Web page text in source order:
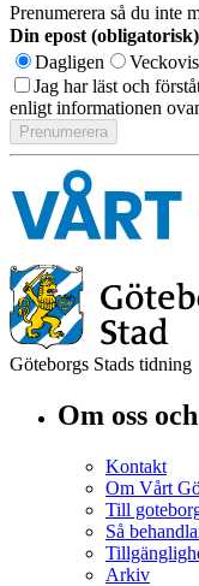
Prenumerera så du inte
Din epost (obligatorisk)
Dagligen
Veckovis
Jag har läst och
enligt informationen
Göteborgs Stads tidning
Om oss
Kontakt
Om Vårt
Till
Så
Arkiv